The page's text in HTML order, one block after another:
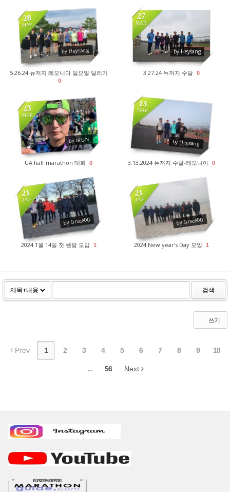
28
MAY
by Heysang
2868
5.26.24 뉴저지 레오니아 일요일 달리기
0
27
MAR
by Heysang
2858
3.27.24 뉴저지 수달 0
23
MAR
by IRUN
2892
UA half marathon 대회 0
13
MAR
by Heysang
2596
3.13.2024 뉴저지 수달-레오니아 0
21
JAN
by Grace00
2784
2024 1월 14일 첫 쎈팤 모임 1
21
JAN
by Grace00
2745
2024 New year's Day 모임 1
검색
쓰기
Prev 1 2 3 4 5 6 7 8 9 10
... 56 Next